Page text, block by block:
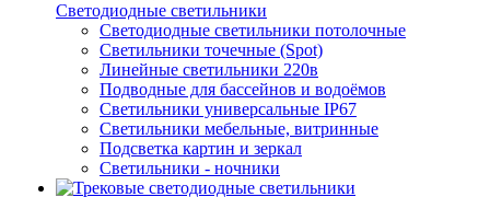
Светодиодные светильники
Светодиодные светильники потолочные
Светильники точечные (Spot)
Линейные светильники 220в
Подводные для бассейнов и водоёмов
Светильники универсальные IP67
Светильники мебельные, витринные
Подсветка картин и зеркал
Светильники - ночники